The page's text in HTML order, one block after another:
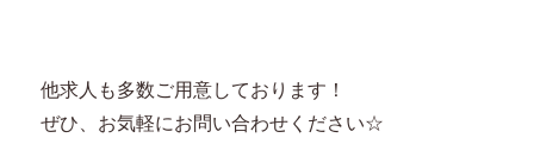
他求人も多数ご用意しております！
ぜひ、お気軽にお問い合わせください☆